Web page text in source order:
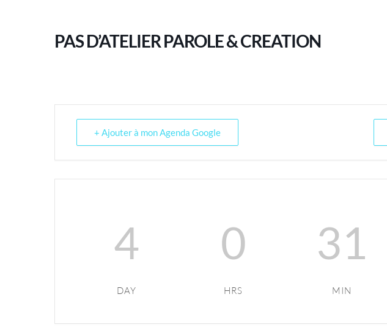
PAS D’ATELIER PAROLE & CREATION
+ Ajouter à mon Agenda Google
4
DAY
0
HRS
31
MIN